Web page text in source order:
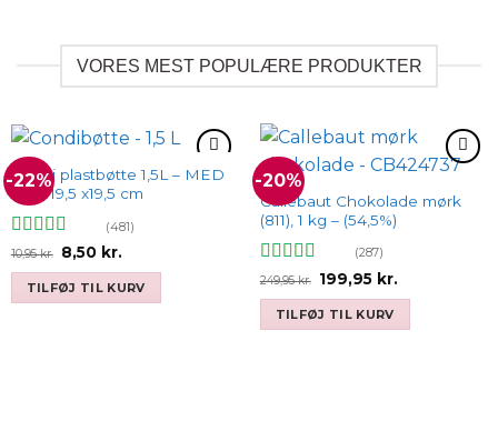
VORES MEST POPULÆRE PRODUKTER
-22%
Add to
Condi plastbøtte 1,5L – MED
låg – 19,5 x19,5 cm
Vurderet4.9
ud af 5
(481)
10,95kr.
Den
oprindelige
pris
var:
10,95 kr..
8,50 kr.Den
pris
er:
8,50 kr..
TILFØJ TIL KURV
-20%
wishlist
Callebaut Chokolade mørk
(811), 1 kg – (54,5%)
Vurderet
4.93ud af 5
(287)
249,95kr.
Den
oprindelige
pris
var:
249,95 kr..
199,95 kr.Den
199,95 kr..
TILFØJ TIL KURV